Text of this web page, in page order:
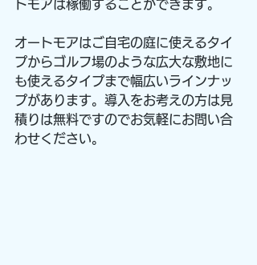
トモアは稼働することができます。
オートモアはご自宅の庭に使えるタイ
プからゴルフ場のような広大な敷地に
も使えるタイプまで幅広いラインナッ
プがあります。導入をお考えの方は見
積りは無料ですのでお気軽にお問い合
わせください。